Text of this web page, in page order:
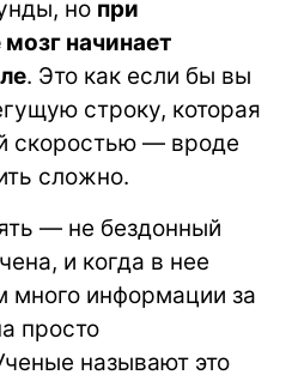
но при
начинает
. Это как если бы вы
строку, которая
скоростью — вроде
сложно.
— не бездонный
и когда в нее
много информации за
просто
называют это